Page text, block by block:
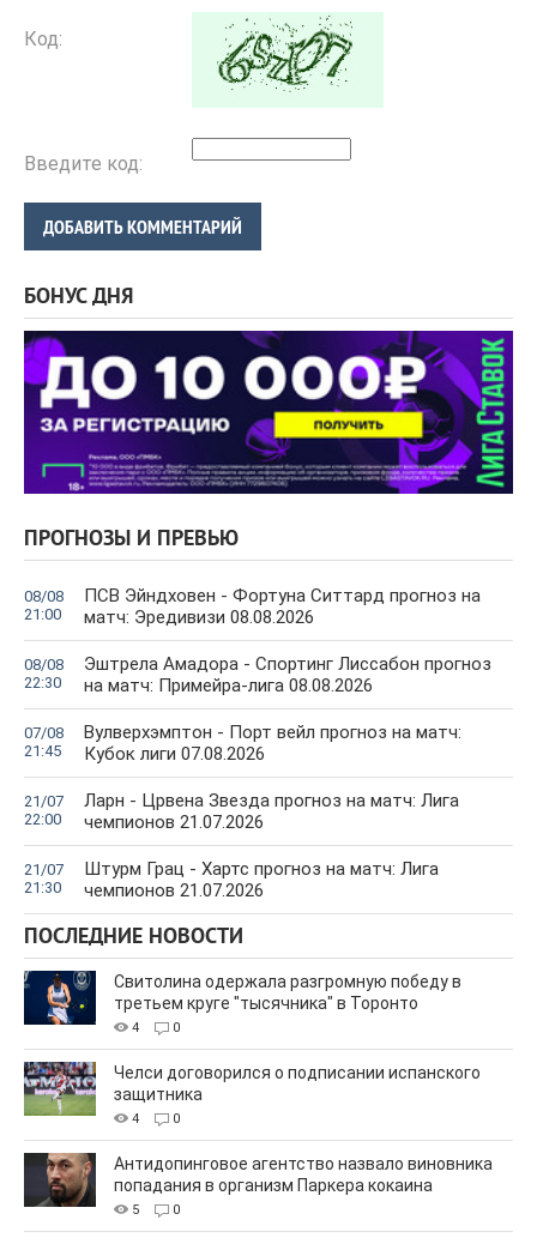
Код:
Введите код:
ДОБАВИТЬ КОММЕНТАРИЙ
БОНУС ДНЯ
ПРОГНОЗЫ И ПРЕВЬЮ
08/08
21:00
ПСВ Эйндховен - Фортуна Ситтард прогноз на
матч: Эредивизи 08.08.2026
08/08
22:30
Эштрела Амадора - Спортинг Лиссабон прогноз
на матч: Примейра-лига 08.08.2026
07/08
21:45
Вулверхэмптон - Порт вейл прогноз на матч:
Кубок лиги 07.08.2026
21/07
22:00
Ларн - Црвена Звезда прогноз на матч: Лига
чемпионов 21.07.2026
21/07
21:30
Штурм Грац - Хартс прогноз на матч: Лига
чемпионов 21.07.2026
ПОСЛЕДНИЕ НОВОСТИ
Свитолина одержала разгромную победу в
третьем круге "тысячника" в Торонто
4 0
Челси договорился о подписании испанского
защитника
4 0
Антидопинговое агентство назвало виновника
попадания в организм Паркера кокаина
5 0